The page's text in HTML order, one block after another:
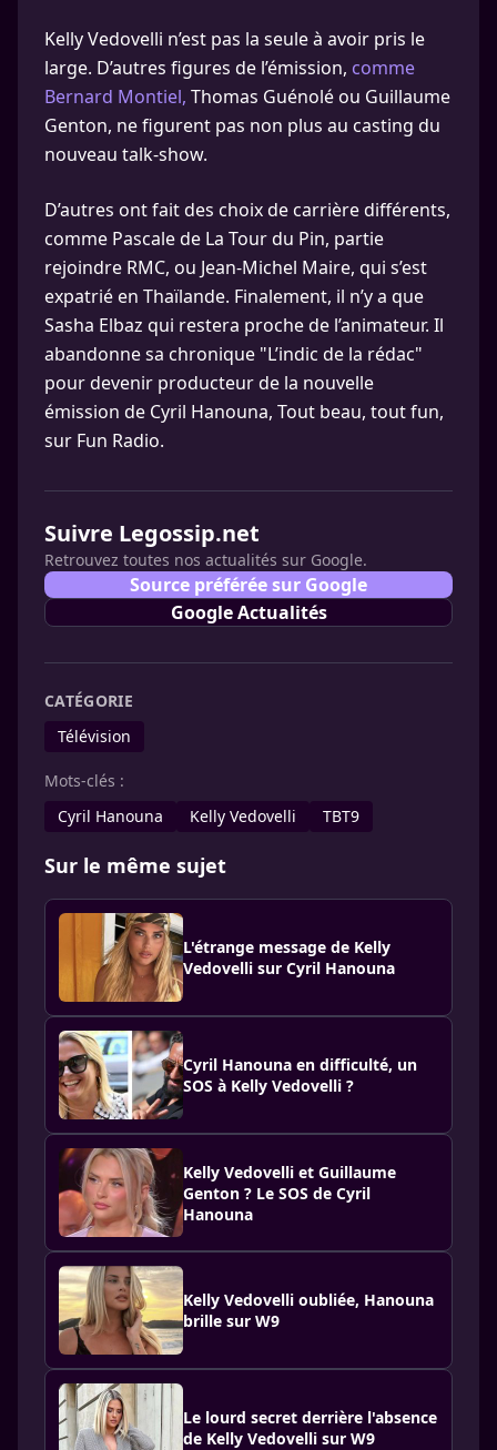
Kelly Vedovelli n’est pas la seule à avoir pris le
large. D’autres figures de l’émission, comme
Bernard Montiel, Thomas Guénolé ou Guillaume
Genton, ne figurent pas non plus au casting du
nouveau talk-show.
D’autres ont fait des choix de carrière différents,
comme Pascale de La Tour du Pin, partie
rejoindre RMC, ou Jean-Michel Maire, qui s’est
expatrié en Thaïlande. Finalement, il n’y a que
Sasha Elbaz qui restera proche de l’animateur. Il
abandonne sa chronique "L’indic de la rédac"
pour devenir producteur de la nouvelle
émission de Cyril Hanouna, Tout beau, tout fun,
sur Fun Radio.
Suivre Legossip.net
Retrouvez toutes nos actualités sur Google.
Source préférée sur Google
Google Actualités
CATÉGORIE
Télévision
Mots-clés :
Cyril Hanouna
Kelly Vedovelli TBT9
Sur le même sujet
L'étrange message de Kelly
Vedovelli sur Cyril Hanouna
Cyril Hanouna en difficulté, un
SOS à Kelly Vedovelli ?
Kelly Vedovelli et Guillaume
Genton ? Le SOS de Cyril
Hanouna
Kelly Vedovelli oubliée, Hanouna
brille sur W9
Le lourd secret derrière l'absence
de Kelly Vedovelli sur W9